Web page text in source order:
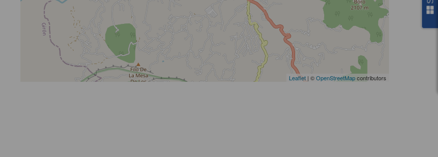
Leaflet | ©OpenStreetMapcontributors